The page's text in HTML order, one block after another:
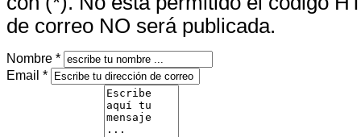
de correo NO será publicada.
Nombre *
Email *